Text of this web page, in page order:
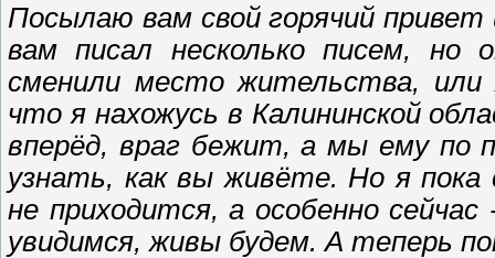
Посылаю вам свой горячий
вам писал несколько писем,
сменили место жительства,
что я нахожусь в Калининской
вперёд, враг бежит, а мы ему по
узнать, как вы живёте. Но я
не приходится, а особенно
увидимся, живы будем. А теперь